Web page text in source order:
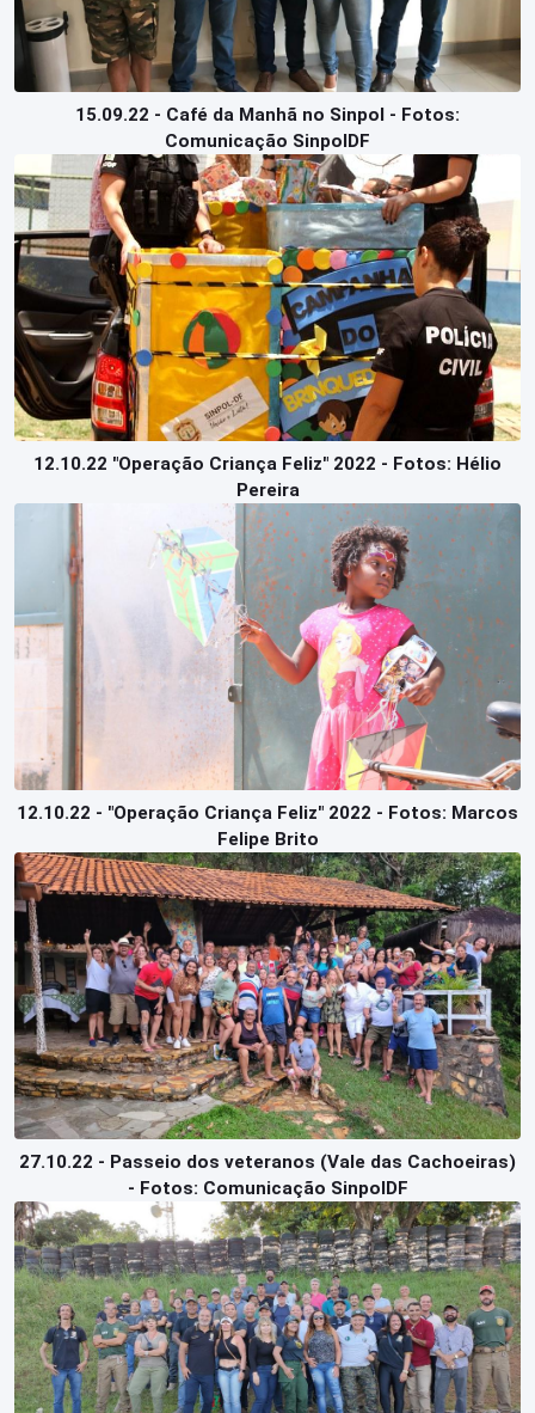
15.09.22 - Café da Manhã no Sinpol - Fotos:
Comunicação SinpolDF
12.10.22 "Operação Criança Feliz" 2022 - Fotos: Hélio
Pereira
12.10.22 - "Operação Criança Feliz" 2022 - Fotos: Marcos
Felipe Brito
27.10.22 - Passeio dos veteranos (Vale das Cachoeiras)
- Fotos: Comunicação SinpolDF